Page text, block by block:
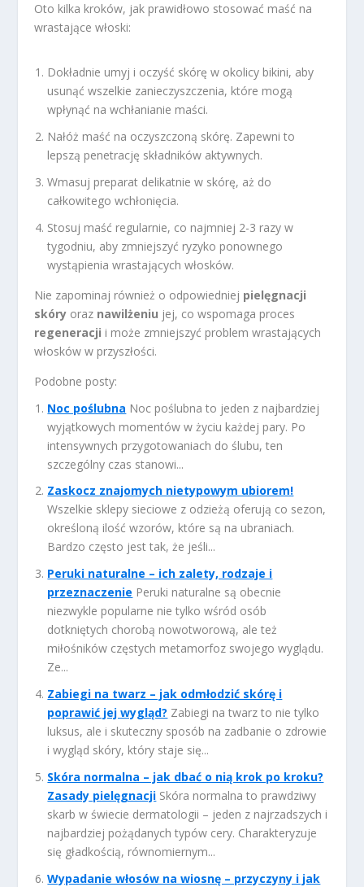
Oto kilka kroków, jak prawidłowo stosować maść na
wrastające włoski:
Dokładnie umyj i oczyść skórę w okolicy bikini, aby
usunąć wszelkie zanieczyszczenia, które mogą
wpłynąć na wchłanianie maści.
Nałóż maść na oczyszczoną skórę. Zapewni to
lepszą penetrację składników aktywnych.
Wmasuj preparat delikatnie w skórę, aż do
całkowitego wchłonięcia.
Stosuj maść regularnie, co najmniej 2-3 razy w
tygodniu, aby zmniejszyć ryzyko ponownego
wystąpienia wrastających włosków.
Nie zapominaj również o odpowiedniej pielęgnacji
skóry oraz nawilżeniu jej, co wspomaga proces
regeneracji i może zmniejszyć problem wrastających
włosków w przyszłości.
Podobne posty:
Noc poślubna Noc poślubna to jeden z najbardziej
wyjątkowych momentów w życiu każdej pary. Po
intensywnych przygotowaniach do ślubu, ten
szczególny czas stanowi...
Zaskocz znajomych nietypowym ubiorem!
Wszelkie sklepy sieciowe z odzieżą oferują co sezon,
określoną ilość wzorów, które są na ubraniach.
Bardzo często jest tak, że jeśli...
Peruki naturalne – ich zalety, rodzaje i
przeznaczenie Peruki naturalne są obecnie
niezwykle popularne nie tylko wśród osób
dotkniętych chorobą nowotworową, ale też
miłośników częstych metamorfoz swojego wyglądu.
Ze...
Zabiegi na twarz – jak odmłodzić skórę i
poprawić jej wygląd? Zabiegi na twarz to nie tylko
luksus, ale i skuteczny sposób na zadbanie o zdrowie
i wygląd skóry, który staje się...
Skóra normalna – jak dbać o nią krok po kroku?
Zasady pielęgnacji Skóra normalna to prawdziwy
skarb w świecie dermatologii – jeden z najrzadszych i
najbardziej pożądanych typów cery. Charakteryzuje
się gładkością, równomiernym...
Wypadanie włosów na wiosnę – przyczyny i jak